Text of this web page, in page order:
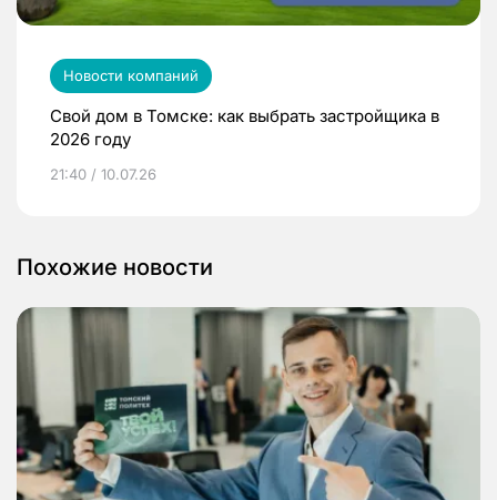
Новости компаний
Свой дом в Томске: как выбрать застройщика в
2026 году
21:40 / 10.07.26
Похожие новости